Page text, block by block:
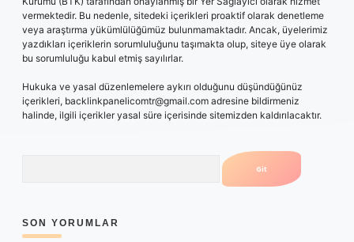
vermektedir. Bu nedenle, sitedeki içerikleri proaktif olarak denetleme
veya araştırma yükümlülüğümüz bulunmamaktadır. Ancak, üyelerimiz
yazdıkları içeriklerin sorumluluğunu taşımakta olup, siteye üye olarak
bu sorumluluğu kabul etmiş sayılırlar.
Hukuka ve yasal düzenlemelere aykırı olduğunu düşündüğünüz
içerikleri, backlinkpanelicomtr@gmail.com adresine bildirmeniz
halinde, ilgili içerikler yasal süre içerisinde sitemizden kaldırılacaktır.
SON YORUMLAR